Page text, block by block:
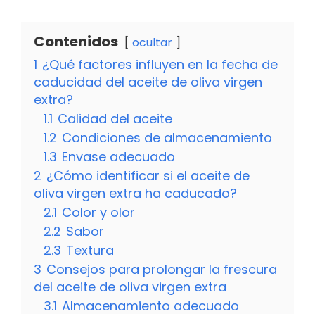
Contenidos ocultar
1 ¿Qué factores influyen en la fecha de
caducidad del aceite de oliva virgen
extra?
1.1 Calidad del aceite
1.2 Condiciones de almacenamiento
1.3 Envase adecuado
2 ¿Cómo identificar si el aceite de
oliva virgen extra ha caducado?
2.1 Color y olor
2.2 Sabor
2.3 Textura
3 Consejos para prolongar la frescura
del aceite de oliva virgen extra
3.1 Almacenamiento adecuado